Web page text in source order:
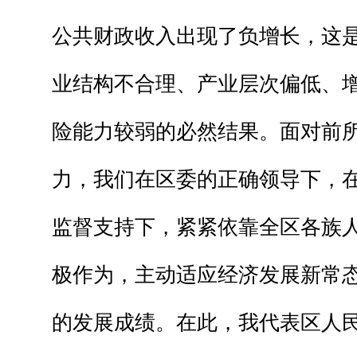
公共财政收入出现了负增长，这
业结构不合理、产业层次偏低、
险能力较弱的必然结果。面对前
力，我们在区委的正确领导下，
监督支持下，紧紧依靠全区各族
极作为，主动适应经济发展新常
的发展成绩。在此，我代表区人